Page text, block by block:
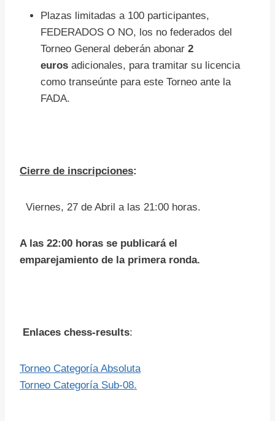
Plazas limitadas a 100 participantes,
FEDERADOS O NO, los no federados del
Torneo General deberán abonar 2
euros adicionales, para tramitar su licencia
como transeúnte para este Torneo ante la
FADA.
Cierre de inscripciones:
Viernes, 27 de Abril a las 21:00 horas.
A las 22:00 horas se publicará el
emparejamiento de la primera ronda.
Enlaces chess-results:
Torneo Categoría Absoluta
Torneo Categoría Sub-08.